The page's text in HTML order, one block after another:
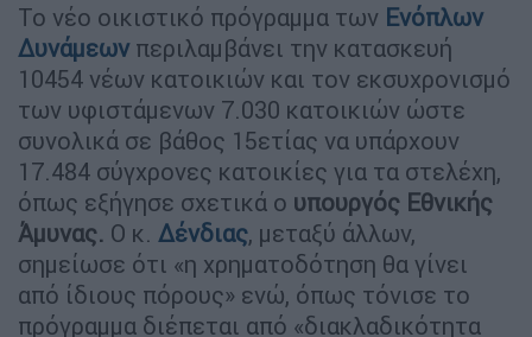
Το νέο οικιστικό πρόγραμμα των Ενόπλων
Δυνάμεωνπεριλαμβάνει την κατασκευή
10454 νέων κατοικιών και τον εκσυχρονισμό
των υφιστάμενων 7.030 κατοικιών ώστε
συνολικά σε βάθος 15ετίας να υπάρχουν
17.484 σύγχρονες κατοικίες για τα στελέχη,
όπως εξήγησε σχετικά ο υπουργός Εθνικής
Άμυνας. Ο κ. Δένδιας, μεταξύ άλλων,
σημείωσε ότι «η χρηματοδότηση θα γίνει
από ίδιους πόρους» ενώ, όπως τόνισε το
πρόγραμμα διέπεται από «διακλαδικότητα